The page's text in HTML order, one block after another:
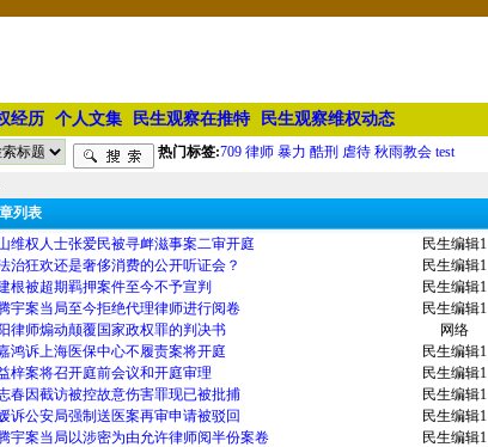
经历 个人文集 民生观察在推特 民生观察维权动态
热门标签:709 律师 暴力 酷刑 虐待 秋雨教会 test
列表
维权人士张爱民被寻衅滋事案二审开庭 民生编辑1
治狂欢还是奢侈消费的公开听证会？ 民生编辑1
根被超期羁押案件至今不予宣判 民生编辑1
宇案当局至今拒绝代理律师进行阅卷 民生编辑1
律师煽动颠覆国家政权罪的判决书 网络
鸿诉上海医保中心不履责案将开庭 民生编辑1
梓案将召开庭前会议和开庭审理 民生编辑1
春因截访被控故意伤害罪现已被批捕 民生编辑1
诉公安局强制送医案再审申请被驳回 民生编辑1
宇案当局以涉密为由允许律师阅半份案卷 民生编辑1